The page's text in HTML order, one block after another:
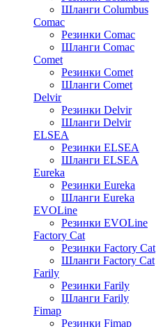
Шланги Columbus
Comac
Резинки Comac
Шланги Comac
Comet
Резинки Comet
Шланги Comet
Delvir
Резинки Delvir
Шланги Delvir
ELSEA
Резинки ELSEA
Шланги ELSEA
Eureka
Резинки Eureka
Шланги Eureka
EVOLine
Резинки EVOLine
Factory Cat
Резинки Factory Cat
Шланги Factory Cat
Farily
Резинки Farily
Шланги Farily
Fimap
Резинки Fimap